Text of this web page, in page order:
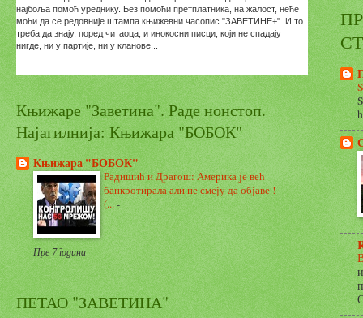
Књижаре "Заветина". Раде нонстоп.
Најагилнија: Књижара "БОБОК"
Књижара "БОБОК"
Радишић и Драгош: Америка је већ
банкротирала али не смеју да објаве !
(...-
Пре 7 година
ПЕТАО "ЗАВЕТИНА"